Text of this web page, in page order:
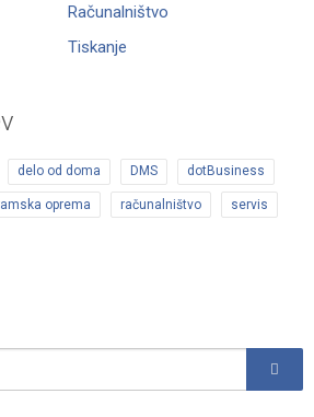
Računalništvo
Tiskanje
delo od doma DMS dotBusiness
oprema računalništvo servis